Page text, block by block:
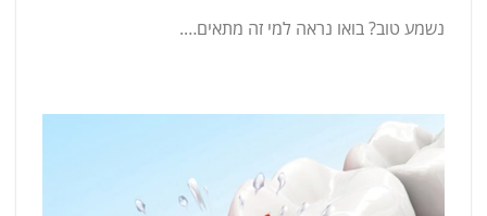
נשמע טוב? בואו נראה למי זה מתאים….